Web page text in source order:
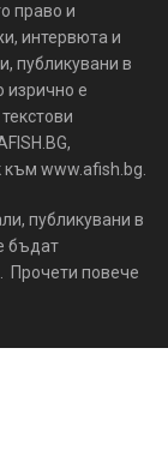
право и
интервюта и
публикувани в
изрично е
към www.afish.bg.
публикувани в
бъдат
Прочети повече